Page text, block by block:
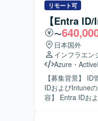
ら、進捗や課
責任感を持って作業を遂
上でのモバイ
に関する知見を
組み合わせた設計から
Entra ID、
ります。
リモート可
【Entra
〜
日本国外
インフラエン
Azure ・
【募集背景】
IDおよびIntuneの
容】 Entra IDお